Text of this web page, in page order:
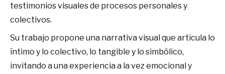
testimonios visuales de procesos personales y
colectivos.
Su trabajo propone una narrativa visual que articula lo
íntimo y lo colectivo, lo tangible y lo simbólico,
invitando a una experiencia a la vez emocional y